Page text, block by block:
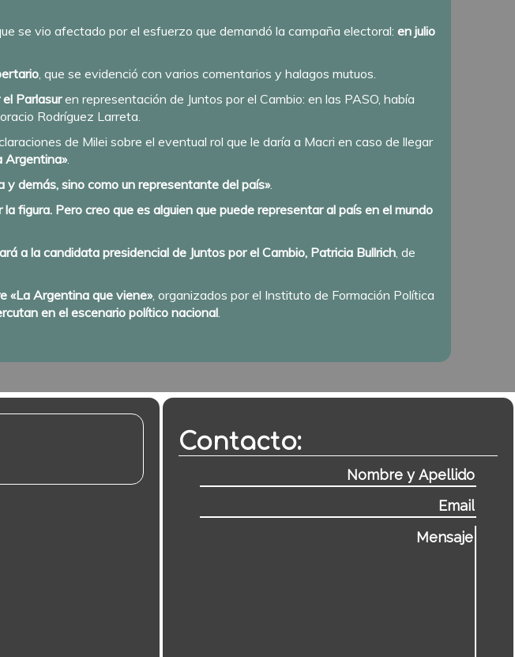
se vio afectado por el esfuerzo que demandó la campaña electoral:en julio
, que se evidenció con varios comentarios y halagos mutuos.
Parlasuren representación de Juntos por el Cambio: en las PASO, había
Rodríguez Larreta.
de Milei sobre el eventual rol que le daría a Macri en caso de llegar
Argentina».
y demás, sino como un representante del país».
figura. Pero creo que es alguien que puede representar al país en el mundo
a la candidata presidencial de Juntos por el Cambio, Patricia Bullrich , de
«La Argentina que viene», organizados por el Instituto de Formación Política
en el escenario político nacional
Contacto: